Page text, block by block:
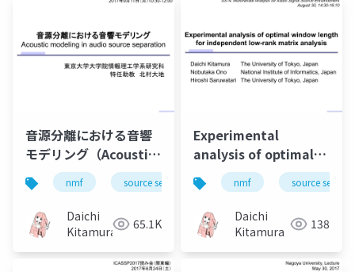
音源分離における音響
モデリング（Acoustic
modeling in audio
source separation）
nmf source separation music bss
Daichi
Kitamura
65.1K
Experimental
analysis of optimal
window length for
independent low-
rank matrix analysis
nmf source
Daichi
Kitamura
138